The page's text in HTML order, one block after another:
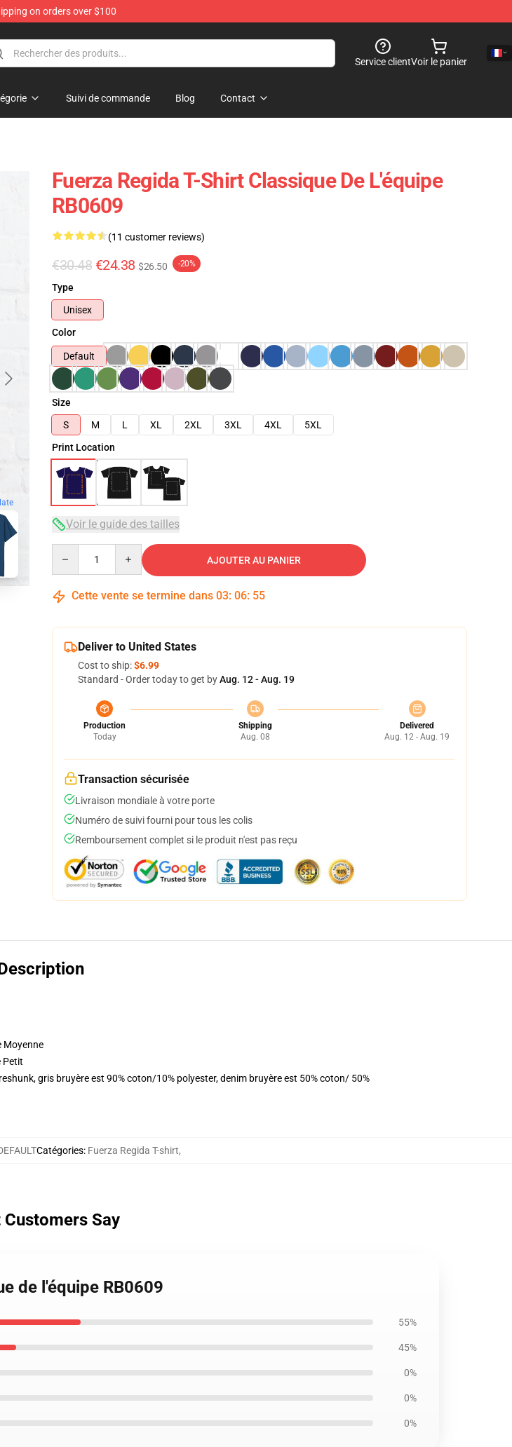
on orders over $100
Service clientVoir le panier
Suivi de commande Blog Contact
Fuerza Regida T-Shirt Classique De L'équipe
RB0609
(11 customer reviews)
€30.48 €24.38 $26.50 -20%
Type
Unisex
Color
Default
Size
S
M L XL 2XL 3XL 4XL
5XL
Print Location
Voir le guide des tailles
AJOUTER AU PANIER
Cette vente se termine dans 03: 06: 54
Deliver to United States
Cost to ship:$6.99
Standard - Order today to get byAug. 12 - Aug. 19
Production
Today
Shipping
Aug. 08
Delivered
Aug. 12 - Aug. 19
Transaction sécurisée
Livraison mondiale à votre porte
Numéro de suivi fourni pour tous les colis
Remboursement complet si le produit n'est pas reçu
Moyenne
Petit
gris bruyère est 90% coton/10% polyester, denim bruyère est 50% coton/ 50%
Catégories: Fuerza Regida T-shirt,
Customers Say
de l'équipe RB0609
55%
45%
0%
0%
0%